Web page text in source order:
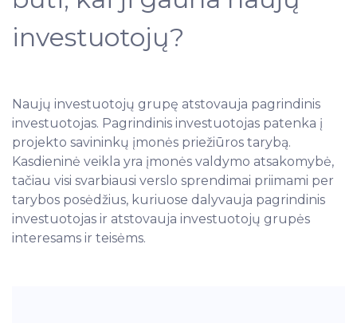
investuotojų?
Naujų investuotojų grupę atstovauja pagrindinis
investuotojas. Pagrindinis investuotojas patenka į
projekto savininkų įmonės priežiūros tarybą.
Kasdieninė veikla yra įmonės valdymo atsakomybė,
tačiau visi svarbiausi verslo sprendimai priimami per
tarybos posėdžius, kuriuose dalyvauja pagrindinis
investuotojas ir atstovauja investuotojų grupės
interesams ir teisėms.